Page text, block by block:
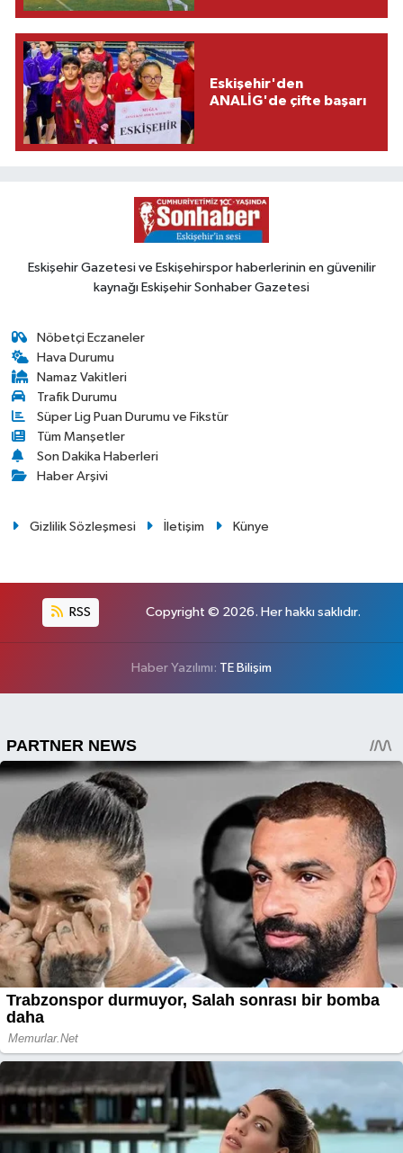
Eskişehir'den
ANALİG'de çifte başarı
Eskişehir Gazetesi ve Eskişehirspor haberlerinin en güvenilir
kaynağı Eskişehir Sonhaber Gazetesi
Nöbetçi Eczaneler
Hava Durumu
Namaz Vakitleri
Trafik Durumu
Süper Lig Puan Durumu ve Fikstür
Tüm Manşetler
Son Dakika Haberleri
Haber Arşivi
Gizlilik Sözleşmesi İletişim Künye
RSS Copyright © 2026. Her hakkı saklıdır.
Haber Yazılımı: TE Bilişim